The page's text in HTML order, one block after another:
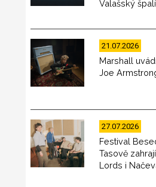
Valašský
21.07.2026
Marshall
Joe
27.07.2026
Festival
Tasově
Lords i